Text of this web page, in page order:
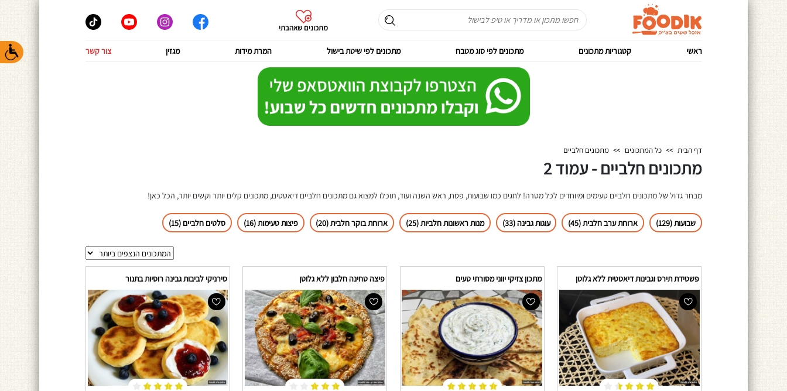
מתכונים שאהבתי
ראשי קטגוריות מתכונים מתכונים לפי סוג מטבח מתכונים לפי שיטת בישול המרת מידות מגזין צור קשר
דף הבית >> כל המתכונים >> מתכונים חלביים
מתכונים חלביים - עמוד 2
מבחר גדול של מתכונים חלביים טעימים ומיוחדים לכל מטרה! לחגים כמו שבועות, פסח, ראש השנה ועוד, תוכלו למצוא גם מתכונים חלביים דיאטטים, מתכונים קלים יותר וקשים יותר, הכל כאן!
שבועות (129) ארוחת ערב חלבית (45) עוגות גבינה (33) מנות ראשונות חלביות (25) ארוחת בוקר חלבית (20) פיצות טעימות (16) סלטים חלביים (15)
פשטידת תירס וגבינות דיאטטית ללא גלוטן מתכון צזיקי יווני מסורתי טעים פיצה טחינה חלבון ללא גלוטן סירניקי לביבות גבינה רוסיות בתנור